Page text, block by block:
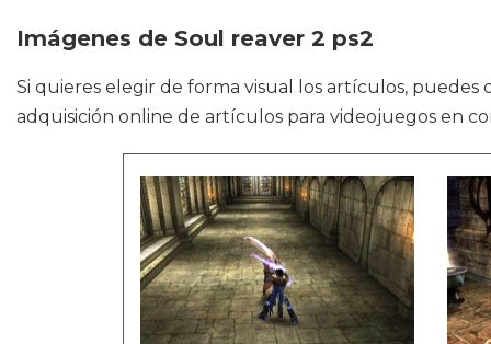
Imágenes de Soul reaver 2 ps2
Si quieres elegir de forma visual los artículos,
adquisición online de artículos para videojuegos en